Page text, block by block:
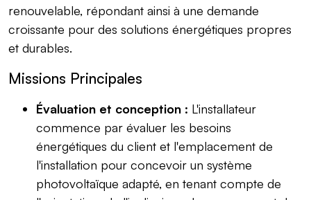
renouvelable, répondant ainsi à une demande
croissante pour des solutions énergétiques propres
et durables.
Missions Principales
Évaluation et conception : L'installateur
commence par évaluer les besoins
énergétiques du client et l'emplacement de
l'installation pour concevoir un système
photovoltaïque adapté, en tenant compte de